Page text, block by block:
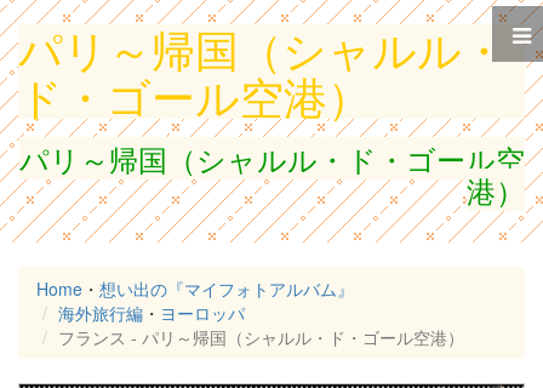
パリ～帰国（シャルル・
ド・ゴール空港）
パリ～帰国（シャルル・ド・ゴール空
港）
Home ・ 想い出の『マイフォトアルバム』
海外旅行編 ・ ヨーロッパ
フランス - パリ～帰国（シャルル・ド・ゴール空港）